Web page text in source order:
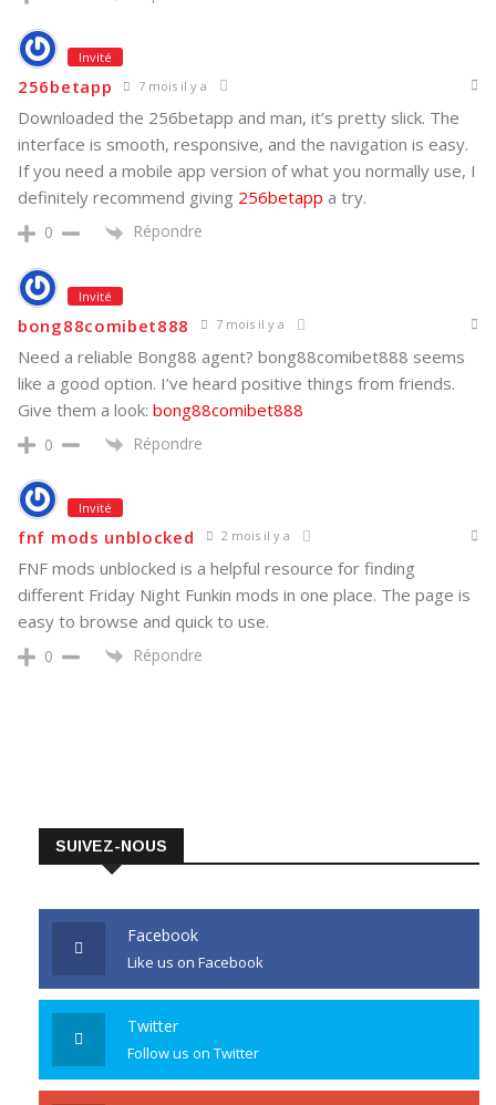
Invité
256betapp 7 mois il y a
Downloaded the 256betapp and man, it’s pretty slick. The
interface is smooth, responsive, and the navigation is easy.
If you need a mobile app version of what you normally use, I
definitely recommend giving 256betapp a try.
0 Répondre
Invité
bong88comibet888 7 mois il y a
Need a reliable Bong88 agent? bong88comibet888 seems
like a good option. I’ve heard positive things from friends.
Give them a look: bong88comibet888
0 Répondre
Invité
fnf mods unblocked 2 mois il y a
FNF mods unblocked is a helpful resource for finding
different Friday Night Funkin mods in one place. The page is
easy to browse and quick to use.
0 Répondre
SUIVEZ-NOUS
Facebook
Like us on Facebook
Twitter
Follow us on Twitter